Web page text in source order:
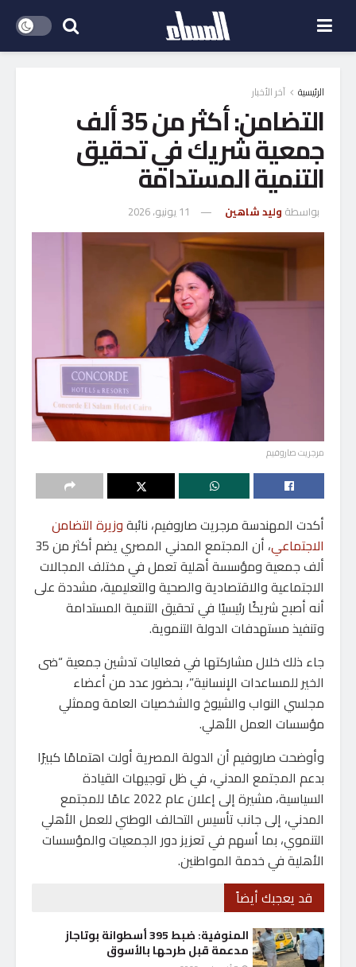
الرئيسية آخر الأخبار
التضامن: أكثر من 35 ألف
جمعية شريك في تحقيق
التنمية المستدامة
بواسطة وليد شاهين 11 يونيو، 2026
مرجريت صاروفيم
أكدت المهندسة مرجريت صاروفيم، نائبةوزيرة التضامن
الاجتماعي
، أن المجتمع المدني المصري يضم أكثر من 35
ألف جمعية ومؤسسة أهلية تعمل في مختلف المجالات
الاجتماعية والاقتصادية والصحية والتعليمية، مشددة على
أنه أصبح شريكًا رئيسيًا في تحقيق التنمية المستدامة
وتنفيذ مستهدفات الدولة التنموية.
جاء ذلك خلال مشاركتها في فعاليات تدشين جمعية “ضى
الخير للمساعدات الإنسانية”، بحضور عدد من أعضاء
مجلسي النواب والشيوخ والشخصيات العامة وممثلي
مؤسسات العمل الأهلي.
وأوضحت صاروفيم أن الدولة المصرية أولت اهتمامًا كبيرًا
بدعم المجتمع المدني، في ظل توجيهات القيادة
السياسية، مشيرة إلى إعلان عام 2022 عامًا للمجتمع
المدني، إلى جانب تأسيس التحالف الوطني للعمل الأهلي
التنموي، بما أسهم في تعزيز دور الجمعيات والمؤسسات
الأهلية في خدمة المواطنين.
قد يعجبك أيضاً
المنوفية: ضبط 395 أسطوانة بوتاجاز
مدعمة قبل طرحها بالأسوق